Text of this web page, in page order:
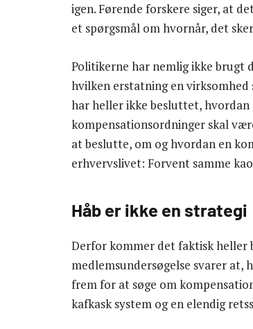
igen. Førende forskere siger, at
et spørgsmål om hvornår, det
Politikerne har nemlig ikke brugt
hvilken erstatning en
har heller ikke besluttet,
kompensationsordninger skal
at beslutte, om og hvordan en
erhvervslivet: Forvent samme
Håb er ikke en strategi
Derfor kommer det faktisk heller
medlemsundersøgelse svarer at,
frem for at søge om
kafkask system og en elendig